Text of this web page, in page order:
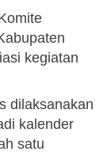
kegiatan
dilaksanakan
kalender
satu